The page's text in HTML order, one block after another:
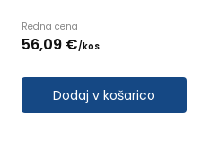
Redna cena
56,09 €/ kos
Dodaj v košarico